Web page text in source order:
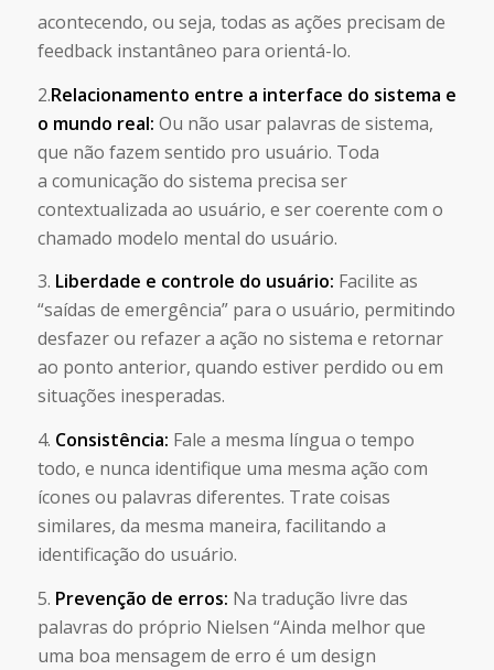
acontecendo, ou seja, todas as ações precisam de
feedback instantâneo para orientá-lo.
2.Relacionamento entre a interface do sistema e
o mundo real: Ou não usar palavras de sistema,
que não fazem sentido pro usuário. Toda
a comunicação do sistema precisa ser
contextualizada ao usuário, e ser coerente com o
chamado modelo mental do usuário.
3. Liberdade e controle do usuário: Facilite as
“saídas de emergência” para o usuário, permitindo
desfazer ou refazer a ação no sistema e retornar
ao ponto anterior, quando estiver perdido ou em
situações inesperadas.
4. Consistência: Fale a mesma língua o tempo
todo, e nunca identifique uma mesma ação com
ícones ou palavras diferentes. Trate coisas
similares, da mesma maneira, facilitando a
identificação do usuário.
5. Prevenção de erros: Na tradução livre das
palavras do próprio Nielsen “Ainda melhor que
uma boa mensagem de erro é um design